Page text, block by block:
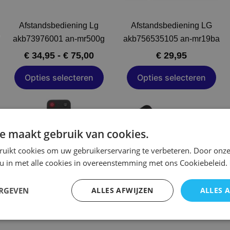
Afstandsbediening Lg
akb73976001 an-mr500g
€34,95 - €75,00
Opties selecteren
worden
op
productpagina
Afstandsbediening LG
akb756535105 an-mr19ba
€29,95
Opties selecteren
worden
op
productpagina
Dit
heeft
variaties.
optie
kan
variaties.
optie
kan
maakt gebruik van cookies.
cookies om uw gebruikerservaring te verbeteren. Door
in met alle cookies in overeenstemming met ons Cookiebeleid.
ALLES
ALLES AFWIJZEN